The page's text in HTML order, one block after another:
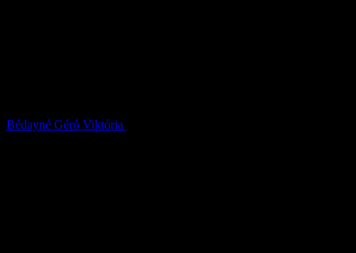
Bédayné Géró Viktória